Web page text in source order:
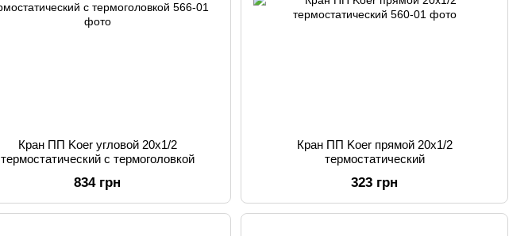
Кран ПП Koer угловой 20x1/2
термостатический с термоголовкой
834 грн
Кран ПП Koer прямой 20x1/2
термостатический
323 грн